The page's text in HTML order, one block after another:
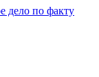
дело по факту